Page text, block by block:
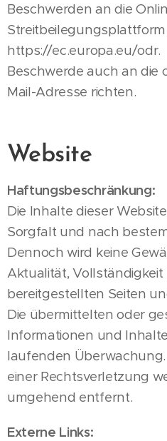
Beschwerden an die
https://ec.europa.eu/
Beschwerde auch an die
Mail-Adresse richten.
Website
Haftungsbeschränkung:
Die Inhalte dieser
Sorgfalt und nach
Dennoch wird keine
Aktualität, Vollständigkeit
bereitgestellten Seiten
Die übermittelten oder
Informationen und
laufenden
einer Rechtsverletzung
umgehend entfernt.
Externe Links: